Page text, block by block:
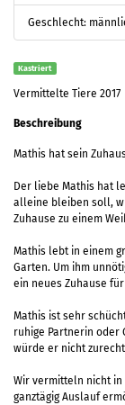
Geschlecht:
Kastriert
Vermittelte Tiere 2017
Beschreibung
Mathis hat sein
Der liebe Mathis hat
alleine bleiben soll,
Zuhause zu einem
Mathis lebt in einem
Garten. Um ihm
ein neues Zuhause
Mathis ist sehr
ruhige Partnerin oder
würde er nicht
Wir vermitteln nicht in
ganztägig Auslauf